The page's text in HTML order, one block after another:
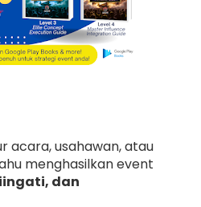
acara, usahawan, atau
menghasilkan event
dan